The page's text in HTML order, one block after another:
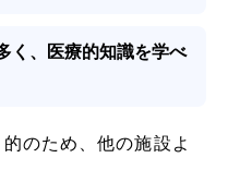
く、医療的知識を学べ
のため、他の施設よ